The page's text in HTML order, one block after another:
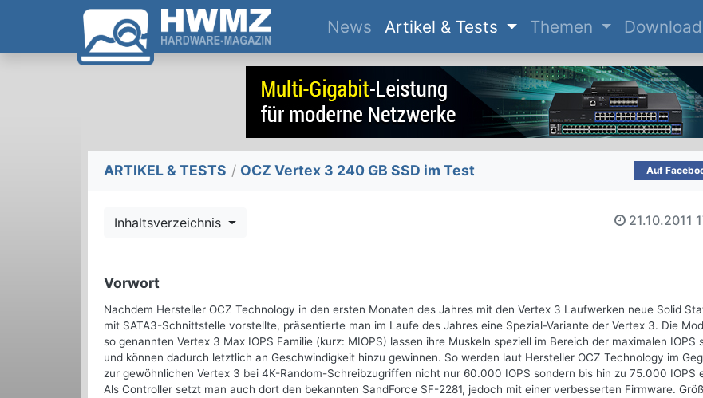
News(current)
Artikel & Tests Themen
ARTIKEL & TESTS / OCZ Vertex 3 240 GB SSD im Test Auf
Inhaltsverzeichnis 21.10.2011
Vorwort
Nachdem Hersteller OCZ Technology in den ersten Monaten des Jahres mit den Vertex 3 Laufwerken neue Solid
mit SATA3-Schnittstelle vorstellte, präsentierte man im Laufe des Jahres eine Spezial-Variante der Vertex 3. Die
so genannten Vertex 3 Max IOPS Familie (kurz: MIOPS) lassen ihre Muskeln speziell im Bereich der maximalen IOPS
und können dadurch letztlich an Geschwindigkeit hinzu gewinnen. So werden laut Hersteller OCZ Technology im
zur gewöhnlichen Vertex 3 bei 4K-Random-Schreibzugriffen nicht nur 60.000 IOPS sondern bis hin zu 75.000 IOPS
Als Controller setzt man auch dort den bekannten SandForce SF-2281, jedoch mit einer verbesserten Firmware.